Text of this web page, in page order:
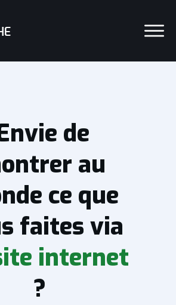
de
au
ce que
faites via
internet
?